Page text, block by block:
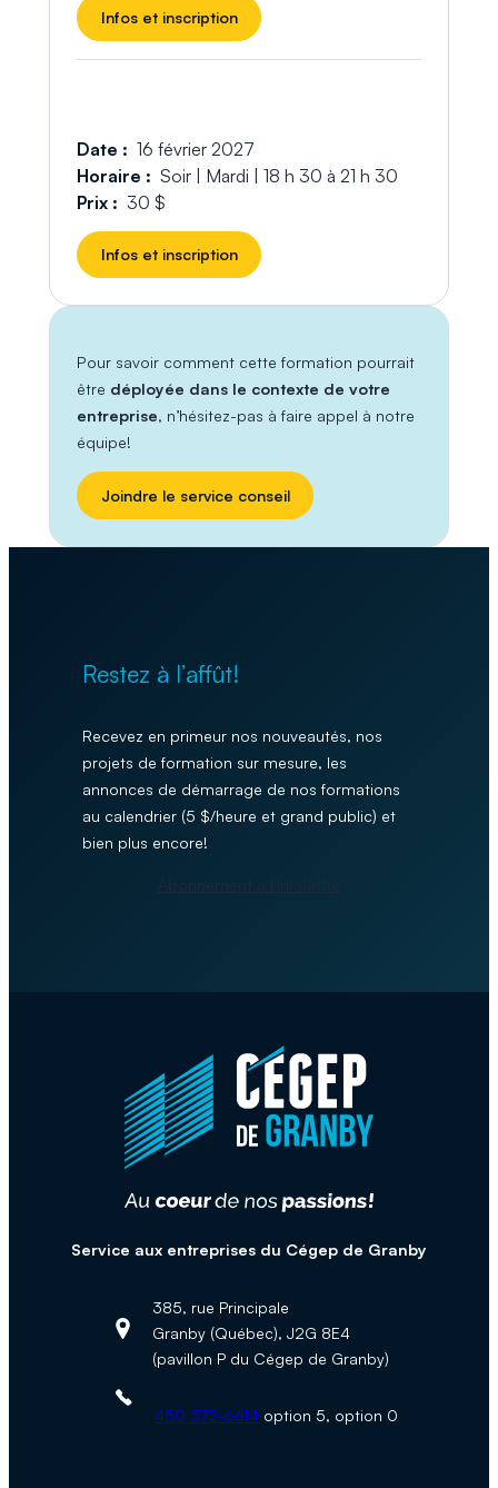
Infos et inscription
Date : 16 février 2027
Horaire : Soir | Mardi | 18 h 30 à 21 h 30
Prix : 30 $
Infos et inscription
Pour savoir comment cette formation pourrait
être déployée dans le contexte de votre
entreprise, n’hésitez-pas à faire appel à notre
équipe!
Joindre le service conseil
Restez à l’affût!
Recevez en primeur nos nouveautés, nos
projets de formation sur mesure, les
annonces de démarrage de nos formations
au calendrier (5 $/heure et grand public) et
bien plus encore!
Abonnement à l’infolettre
Service aux entreprises du Cégep de Granby
Adresse :
385, rue Principale
Granby (Québec), J2G 8E4
(pavillon P du Cégep de Granby)
Téléphone :
450 372-6614 option 5, option 0